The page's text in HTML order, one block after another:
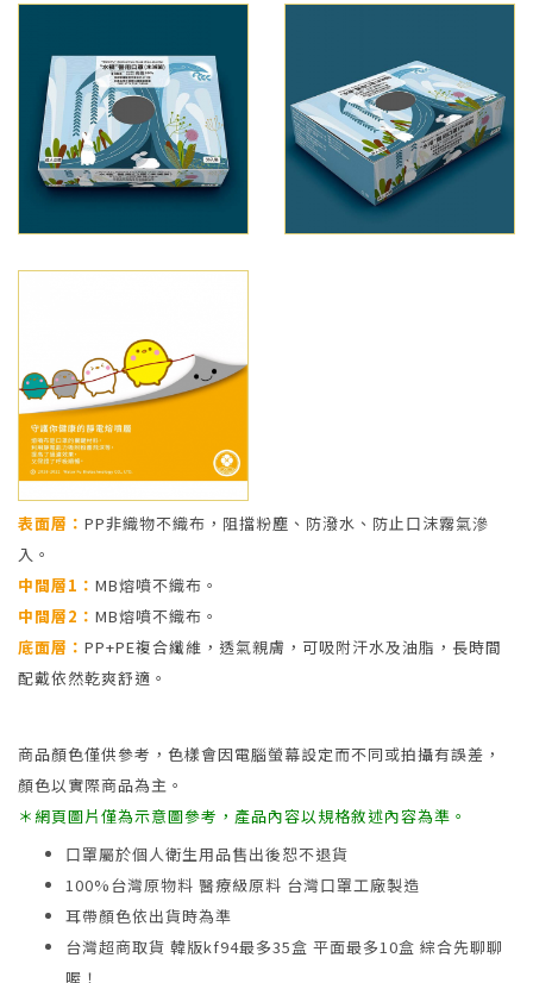
表面層： PP非織物不織布，阻擋粉塵、防潑水、防止口沫霧氣滲
入。
中間層1： MB熔噴不織布。
中間層2： MB熔噴不織布。
底面層： PP+PE複合纖維，透氣親膚，可吸附汗水及油脂，長時間
配戴依然乾爽舒適。
商品顏色僅供參考，色樣會因電腦螢幕設定而不同或拍攝有誤差，
顏色以實際商品為主。
＊網頁圖片僅為示意圖參考，產品內容以規格敘述內容為準。
口罩屬於個人衛生用品售出後恕不退貨
100%台灣原物料 醫療級原料 台灣口罩工廠製造
耳帶顏色依出貨時為準
台灣超商取貨 韓版kf94最多35盒 平面最多10盒 綜合先聊聊
喔！